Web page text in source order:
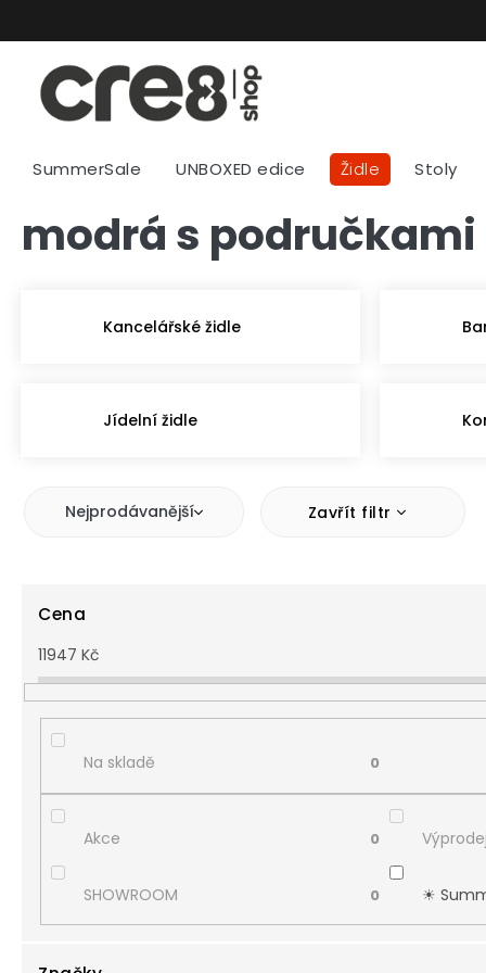
SummerSale UNBOXED edice Židle Stoly
modrá s područkami
Kancelářské židle
Jídelní židle
Nejprodávanější Zavřít filtr
Cena
11947 Kč
Na skladě 0
Akce 0
SHOWROOM 0 ☀︎